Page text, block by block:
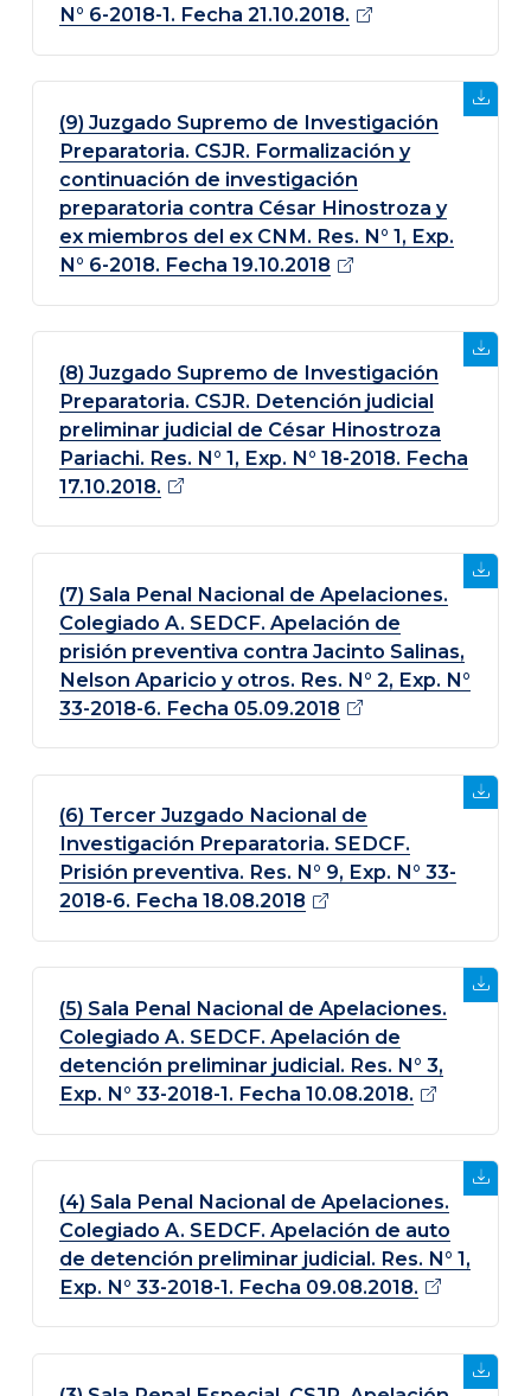
N° 6-2018-1. Fecha 21.10.2018.
(9) Juzgado Supremo de Investigación
Preparatoria. CSJR. Formalización y
continuación de investigación
preparatoria contra César Hinostroza y
ex miembros del ex CNM. Res. N° 1, Exp.
N° 6-2018. Fecha 19.10.2018
(8) Juzgado Supremo de Investigación
Preparatoria. CSJR. Detención judicial
preliminar judicial de César Hinostroza
Pariachi. Res. N° 1, Exp. N° 18-2018. Fecha
17.10.2018.
(7) Sala Penal Nacional de Apelaciones.
Colegiado A. SEDCF. Apelación de
prisión preventiva contra Jacinto Salinas,
Nelson Aparicio y otros. Res. N° 2, Exp. N°
33-2018-6. Fecha 05.09.2018
(6) Tercer Juzgado Nacional de
Investigación Preparatoria. SEDCF.
Prisión preventiva. Res. N° 9, Exp. N° 33-
2018-6. Fecha 18.08.2018
(5) Sala Penal Nacional de Apelaciones.
Colegiado A. SEDCF. Apelación de
detención preliminar judicial. Res. N° 3,
Exp. N° 33-2018-1. Fecha 10.08.2018.
(4) Sala Penal Nacional de Apelaciones.
Colegiado A. SEDCF. Apelación de auto
de detención preliminar judicial. Res. N° 1,
Exp. N° 33-2018-1. Fecha 09.08.2018.